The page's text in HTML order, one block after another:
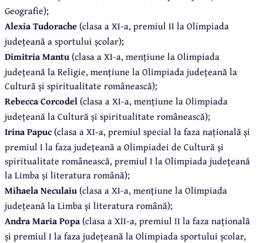
Geografie);
Alexia Tudorache (clasa a XI-a, premiul II la Olimpiada
județeană a sportului școlar);
Dimitria Mantu (clasa a XI-a, mențiune la Olimpiada
județeană la Religie, mențiune la Olimpiada județeană la
Cultură și spiritualitate românească);
Rebecca Corcodel (clasa a XI-a, mențiune la Olimpiada
județeană la Cultură și spiritualitate românească);
Irina Papuc (clasa a XI-a, premiul special la faza națională și
premiul I la faza județeană a Olimpiadei de Cultură și
spiritualitate românească, premiul I la Olimpiada județeană
la Limba și literatura română);
Mihaela Neculaiu (clasa a XI-a, mențiune la Olimpiada
județeană la Limba și literatura română);
Andra Maria Popa (clasa a XII-a, premiul II la faza națională
și premiul I la faza județeană la Olimpiada sportului școlar,